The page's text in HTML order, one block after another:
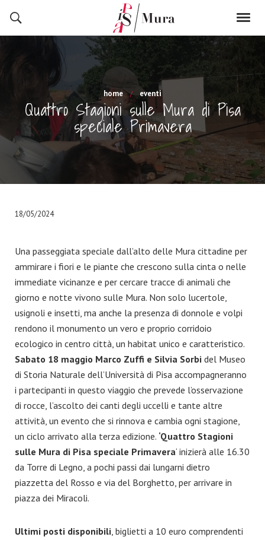
home eventi
Quattro Stagioni sulle Mura di Pisa
speciale Primavera
18/05/2024
Una passeggiata speciale dall’alto delle Mura cittadine per
ammirare i fiori e le piante che crescono sulla cinta o nelle
immediate vicinanze e per cercare tracce di animali che
giorno e notte vivono sulle Mura. Non solo lucertole,
usignoli e insetti, ma anche la presenza di donnole e volpi
rendono il monumento un vero e proprio corridoio
ecologico in centro città, un habitat unico e caratteristico.
Sabato 18 maggio Marco Zuffi e Silvia Sorbi del Museo
di Storia Naturale dell’Università di Pisa accompagneranno
i partecipanti in questo viaggio che prevede l’osservazione
di rocce, l’ascolto dei canti degli uccelli e tante altre
attività, un evento che si rinnova e cambia ogni stagione,
un ciclo arrivato alla terza edizione. ‘Quattro Stagioni
sulle Mura di Pisa speciale Primavera‘ inizierà alle 16.30
da Torre di Legno, a pochi passi dai lungarni dietro
piazzetta del Rosso e via del Borghetto, per arrivare in
piazza dei Miracoli.
Ultimi posti disponibili, biglietti a 10 euro comprendenti